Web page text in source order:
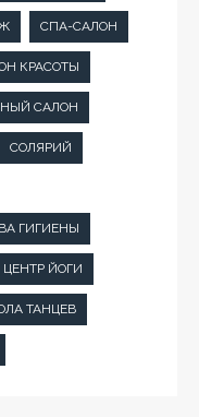
СПА-САЛОН
КРАСОТЫ
САЛОН
СОЛЯРИЙ
ГИГИЕНЫ
ЦЕНТР ЙОГИ
ТАНЦЕВ